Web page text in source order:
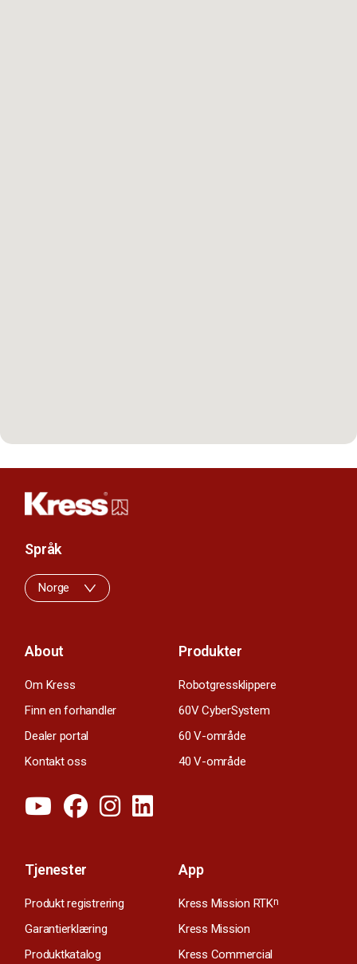
About
Om Kress
Finn en forhandler
Dealer portal
Kontakt oss
Produkter
Robotgressklippere
60V CyberSystem
60 V-område
40 V-område
Tjenester
Produkt registrering
Garantierklæring
Produktkatalog
App
Kress Mission RTKn
Kress Mission
Kress Commercial
Språk
Norge